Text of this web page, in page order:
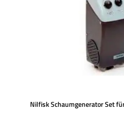
Nilfisk Schaumgenerator Set